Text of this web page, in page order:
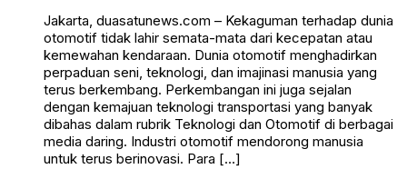
Jakarta, duasatunews.com – Kekaguman terhadap dunia
otomotif tidak lahir semata-mata dari kecepatan atau
kemewahan kendaraan. Dunia otomotif menghadirkan
perpaduan seni, teknologi, dan imajinasi manusia yang
terus berkembang. Perkembangan ini juga sejalan
dengan kemajuan teknologi transportasi yang banyak
dibahas dalam rubrik Teknologi dan Otomotif di berbagai
media daring. Industri otomotif mendorong manusia
untuk terus berinovasi. Para […]